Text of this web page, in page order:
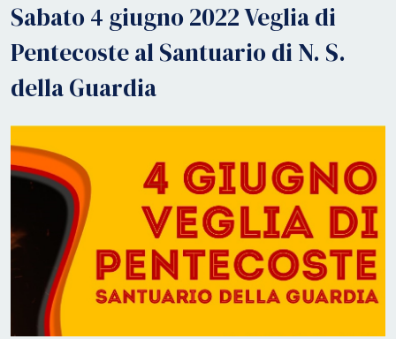
Sabato 4 giugno 2022 Veglia di
Pentecoste al Santuario di N. S.
della Guardia